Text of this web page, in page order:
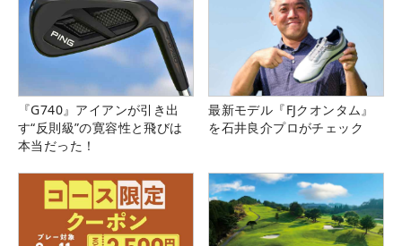
『G740』アイアンが引き出
す“反則級”の寛容性と飛びは
本当だった！
最新モデル『FJクオンタム』
を石井良介プロがチェック